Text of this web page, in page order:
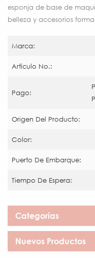
esponja de base de
belleza y accesorios
Marca:
Artículo No.:
Pago:
Origen Del Producto:
Color:
Puerto De Embarque:
Tiempo De Espera:
Categorías
Nuevos Productos